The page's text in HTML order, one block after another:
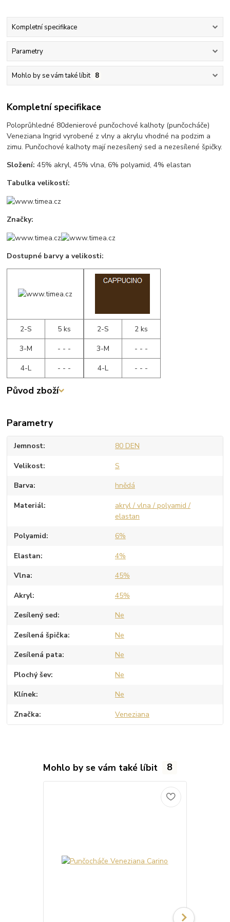
Kompletní specifikace
Parametry
Mohlo by se vám také líbit 8
Kompletní specifikace
Poloprůhledné 80denierové punčochové kalhoty (punčocháče)
Veneziana Ingrid vyrobené z vlny a akrylu vhodné na podzim a
zimu. Punčochové kalhoty mají nezesílený sed a nezesílené špičky.
Složení: 45% akryl, 45% vlna, 6% polyamid, 4% elastan
Tabulka velikostí:
Značky:
Dostupné barvy a velikosti:
2-S
5 ks
3-M
- - -
4-L
- - -
2-S
2 ks
3-M
- - -
4-L
- - -
Původ zboží
Parametry
Jemnost 80 DEN
Velikost S
Barva hnědá
Materiál
akryl / vlna / polyamid /
elastan
Polyamid 6%
Elastan 4%
Vlna 45%
Akryl 45%
Zesílený sed Ne
Zesílená špička Ne
Zesílená pata Ne
Plochý šev Ne
Klínek Ne
Značka Veneziana
Mohlo by se vám také líbit 8